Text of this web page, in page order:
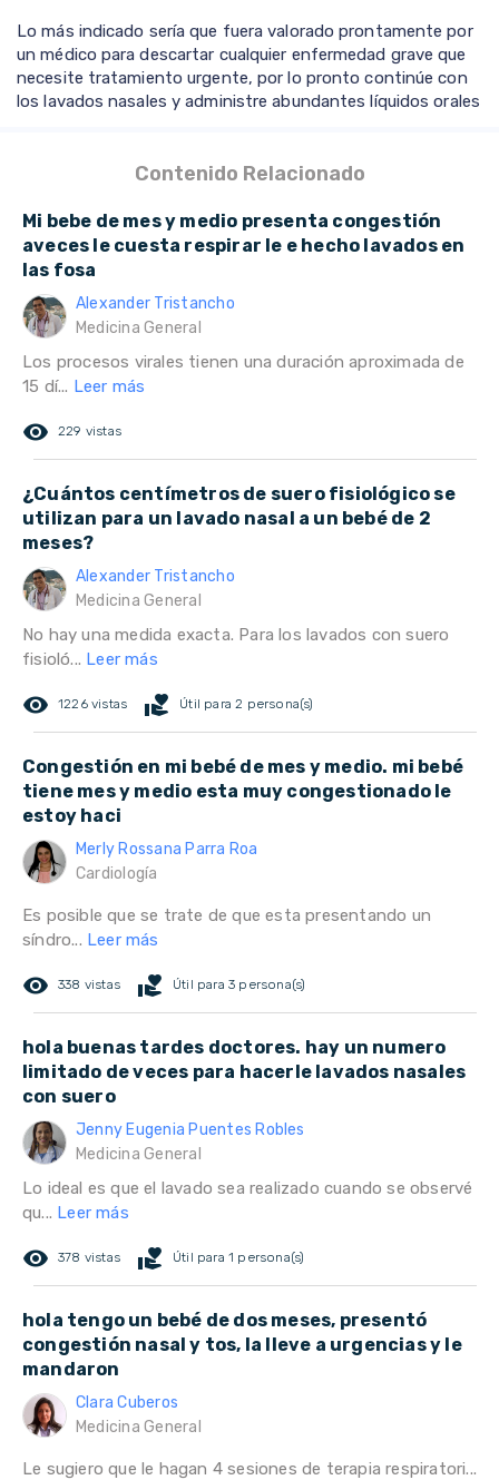
Lo más indicado sería que fuera valorado prontamente por
un médico para descartar cualquier enfermedad grave que
necesite tratamiento urgente, por lo pronto continúe con
los lavados nasales y administre abundantes líquidos orales
Contenido Relacionado
Mi bebe de mes y medio presenta congestión
aveces le cuesta respirar le e hecho lavados en
las fosa
Alexander Tristancho
Medicina General
Los procesos virales tienen una duración aproximada de
15 dí... Leer más
remove_red_eye 229 vistas
¿Cuántos centímetros de suero fisiológico se
utilizan para un lavado nasal a un bebé de 2
meses?
Alexander Tristancho
Medicina General
No hay una medida exacta. Para los lavados con suero
fisioló... Leer más
remove_red_eye 1226 vistas volunteer_activism Útil para 2 persona(s)
Congestión en mi bebé de mes y medio. mi bebé
tiene mes y medio esta muy congestionado le
estoy haci
Merly Rossana Parra Roa
Cardiología
Es posible que se trate de que esta presentando un
síndro... Leer más
remove_red_eye 338 vistas volunteer_activism Útil para 3 persona(s)
hola buenas tardes doctores. hay un numero
limitado de veces para hacerle lavados nasales
con suero
Jenny Eugenia Puentes Robles
Medicina General
Lo ideal es que el lavado sea realizado cuando se observé
qu... Leer más
remove_red_eye 378 vistas volunteer_activism Útil para 1 persona(s)
hola tengo un bebé de dos meses, presentó
congestión nasal y tos, la lleve a urgencias y le
mandaron
Clara Cuberos
Medicina General
Le sugiero que le hagan 4 sesiones de terapia respiratori...